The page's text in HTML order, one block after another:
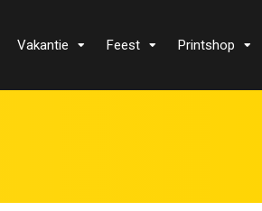
Vakantie Feest Printshop